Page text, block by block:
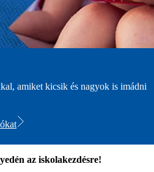
amiket kicsik és nagyok is imádni
az iskolakezdésre!